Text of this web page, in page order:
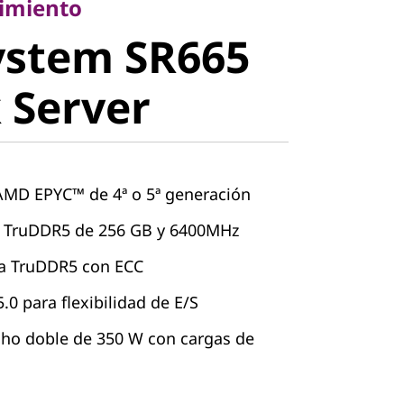
SR665
SR665
Server
EPYC™ de 4ª o 5ª generación
de 256 GB y 6400MHz
con ECC
para flexibilidad de E/S
doble de 350 W con cargas de